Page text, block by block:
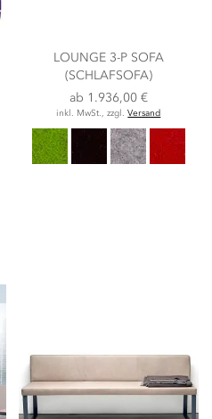
LOUNGE 3-P SOFA
(SCHLAFSOFA)
ab 1.936,00 €
inkl. MwSt., zzgl.Versand